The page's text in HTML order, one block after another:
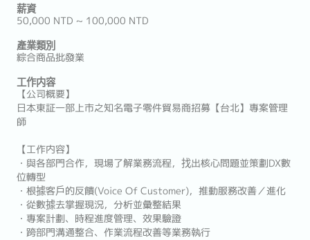
薪資
50,000 NTD ~ 100,000 NTD
產業類別
綜合商品批發業
工作内容
【公司概要】
日本東証一部上市之知名電子零件貿易商招募【台北】專案管理
師
【工作内容】
・與各部門合作，現場了解業務流程，找出核心問題並策劃DX數
位轉型
・根據客戶的反饋(Voice Of Customer)，推動服務改善／進化
・從數據去掌握現況，分析並彙整結果
・專案計劃、時程進度管理、效果驗證
・跨部門溝通整合、作業流程改善等業務執行